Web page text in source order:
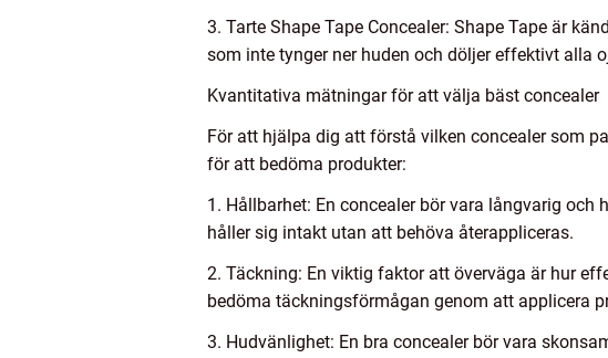
3. Tarte Shape Tape Concealer: Shape Tape är
som inte tynger ner huden och döljer effektivt alla
Kvantitativa mätningar för att välja bäst concealer
För att hjälpa dig att förstå vilken concealer som
för att bedöma produkter:
1. Hållbarhet: En concealer bör vara långvarig
håller sig intakt utan att behöva återappliceras.
2. Täckning: En viktig faktor att överväga är hur
bedöma täckningsförmågan genom att applicera
3. Hudvänlighet: En bra concealer bör vara